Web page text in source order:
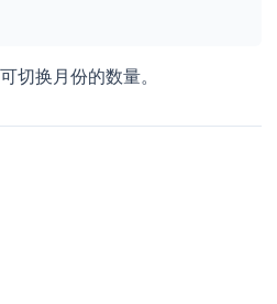
切换月份的数量。